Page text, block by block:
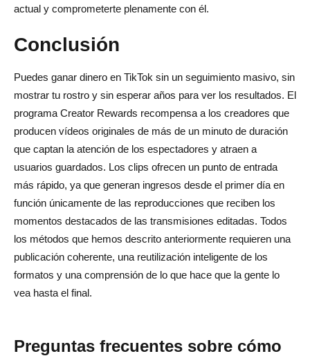
actual y comprometerte plenamente con él.
Conclusión
Puedes ganar dinero en TikTok sin un seguimiento masivo, sin
mostrar tu rostro y sin esperar años para ver los resultados. El
programa Creator Rewards recompensa a los creadores que
producen vídeos originales de más de un minuto de duración
que captan la atención de los espectadores y atraen a
usuarios guardados. Los clips ofrecen un punto de entrada
más rápido, ya que generan ingresos desde el primer día en
función únicamente de las reproducciones que reciben los
momentos destacados de las transmisiones editadas. Todos
los métodos que hemos descrito anteriormente requieren una
publicación coherente, una reutilización inteligente de los
formatos y una comprensión de lo que hace que la gente lo
vea hasta el final.
Preguntas frecuentes sobre cómo